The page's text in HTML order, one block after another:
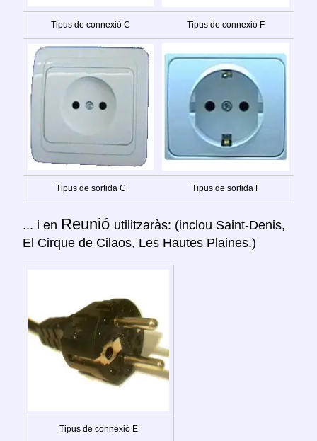
Tipus de connexió C Tipus de connexió F
Tipus de sortida C Tipus de sortida F
... i en Reunió utilitzaràs: (inclou Saint-Denis,
El Cirque de Cilaos, Les Hautes Plaines.)
Tipus de connexió E